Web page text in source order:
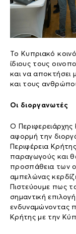
Το Κυπριακό
ίδιους τους
και να αποκτήσει
και τους
Οι διοργανωτές
Ο
αφορμή την
Περιφέρεια
παραγωγούς και
προσπάθεια των
αμπελώνας
Πιστεύουμε πως
σημαντική
ενδυναμώνοντας
Κρήτης με την